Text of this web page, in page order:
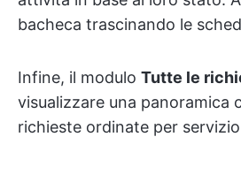
bacheca trascinando le
Infine, il modulo Tutte le
visualizzare una panoramica
richieste ordinate per